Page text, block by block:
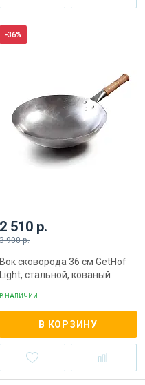
2 510 р.
3 900 р.
Вок сковорода 36 см GetHof
Light, стальной, кованый
В НАЛИЧИИ
В КОРЗИНУ
-36%